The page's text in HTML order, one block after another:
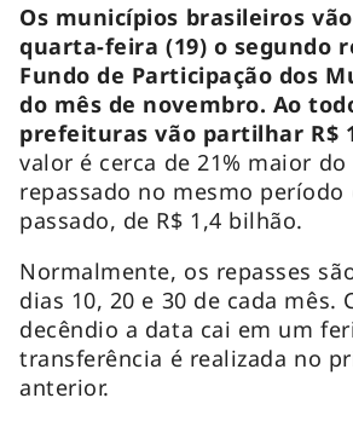
Os municípios brasileiros
quarta-feira (19) o segundo
Fundo de Participação dos
do mês de novembro. Ao
prefeituras vão partilhar R$
valor é cerca de 21% maior do
repassado no mesmo período
passado, de R$ 1,4 bilhão.
Normalmente, os repasses
dias 10, 20 e 30 de cada mês.
decêndio a data cai em um
transferência é realizada no
anterior.